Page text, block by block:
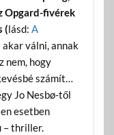
Opgard-fivérek
(lásd: A
válni, annak
nem, hogy
számít…
Jo Nesbø-től
esetben
– thriller.